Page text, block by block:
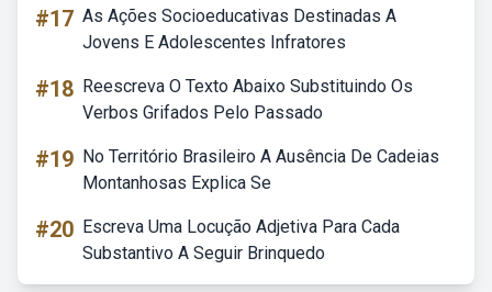
#17 As Ações Socioeducativas Destinadas A
Jovens E Adolescentes Infratores
#18 Reescreva O Texto Abaixo Substituindo Os
Verbos Grifados Pelo Passado
#19 No Território Brasileiro A Ausência De Cadeias
Montanhosas Explica Se
#20 Escreva Uma Locução Adjetiva Para Cada
Substantivo A Seguir Brinquedo